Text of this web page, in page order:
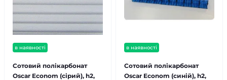
в наявності
Сотовий полікарбонат
Oscar Econom (сірий), h2,
в наявності
Сотовий полікарбонат
Oscar Econom (синій), h2,